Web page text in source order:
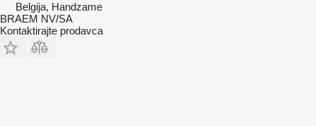
Belgija, Handzame
BRAEM NV/SA
Kontaktirajte prodavca